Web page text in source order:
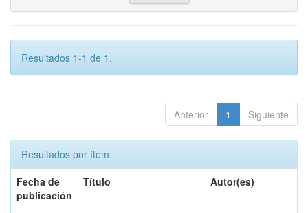
Resultados 1-1 de 1.
Anterior 1 Siguiente
Resultados por ítem:
Fecha de
publicación
Título Autor(es)